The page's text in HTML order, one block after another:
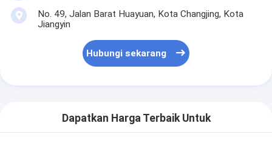
No. 49, Jalan Barat Huayuan, Kota Changjing, Kota
Jiangyin
Hubungi sekarang
Dapatkan Harga Terbaik Untuk